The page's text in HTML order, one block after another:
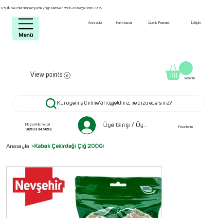
1750₺ ve üzeri alışverişlerde kargo Bedava! 1750₺ altı kargo ücreti 229₺
Anasayfa Hakkımızda Üyelik Programı İletişim
Kuruyemiş Online'a hoşgeldiniz, ne arzu edersiniz?
Müşteri Hizmetleri
0850 304 5656
Üye Girişi / Üye ol
View points
Favorilerim
Sepetim
Menü
Anasayfa >Kabak Çekirdeği Çiğ 200Gr